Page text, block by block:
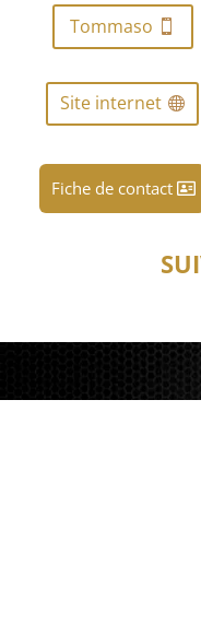
Tommaso
Site internet
Fiche de contact